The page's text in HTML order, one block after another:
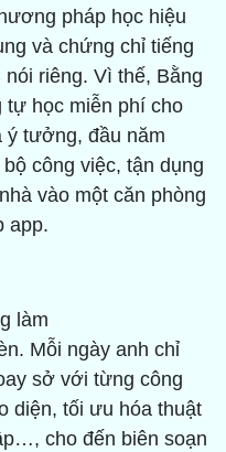
pháp học hiệu
và chứng chỉ tiếng
riêng. Vì thế, Bằng
tự học miễn phí cho
tưởng, đầu năm
công việc, tận dụng
vào một căn phòng
app.
làm
Mỗi ngày anh chỉ
sở với từng công
diện, tối ưu hóa thuật
cho đến biên soạn